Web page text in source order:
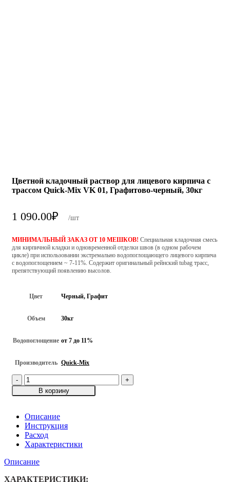
Цветной кладочный раствор для лицевого кирпича с
трассом Quick-Mix VK 01, Графитово-черный, 30кг
1 090.00₽ /шт
МИНИМАЛЬНЫЙ ЗАКАЗ ОТ 10 МЕШКОВ! Специальная кладочная смесь
для кирпичной кладки и одновременной отделки швов (в одном рабочем
цикле) при использовании экстремально водопоглощающего лицевого кирпича
с водопоглощением ~ 7-11%. Содержит оригинальный рейнский tubag трасс,
препятствующий появлению высолов.
Цвет Черный, Графит
Объем 30кг
Водопоглощение от 7 до 11%
Производитель Quick-Mix
Количество
товара
Цветной
раствор
для
лицевого
кирпича
трассом
Mix
В корзину
Описание
Инструкция
Расход
Характеристики
Описание
ХАРАКТЕРИСТИКИ: